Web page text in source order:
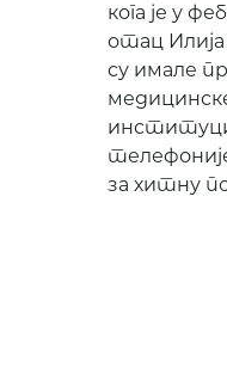
кога је у
отац
су имале
за хитну